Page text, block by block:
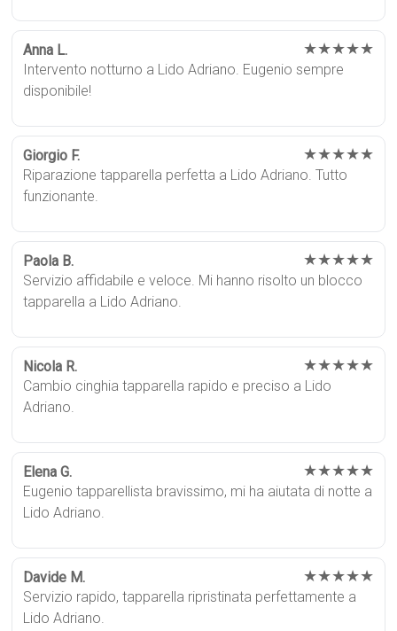
Anna L. ★★★★★
Intervento notturno a Lido Adriano. Eugenio sempre
disponibile!
Giorgio F. ★★★★★
Riparazione tapparella perfetta a Lido Adriano. Tutto
funzionante.
Paola B. ★★★★★
Servizio affidabile e veloce. Mi hanno risolto un blocco
tapparella a Lido Adriano.
Nicola R. ★★★★★
Cambio cinghia tapparella rapido e preciso a Lido
Adriano.
Elena G. ★★★★★
Eugenio tapparellista bravissimo, mi ha aiutata di notte a
Lido Adriano.
Davide M. ★★★★★
Servizio rapido, tapparella ripristinata perfettamente a
Lido Adriano.